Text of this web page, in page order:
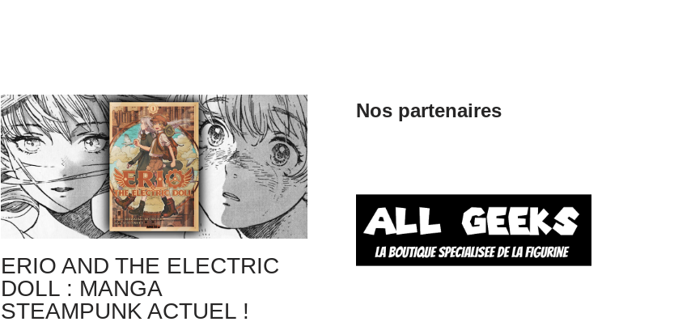
ERIO AND THE ELECTRIC
DOLL : MANGA
STEAMPUNK ACTUEL !
Nos partenaires